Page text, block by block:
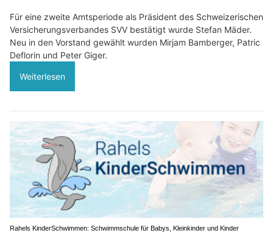
Für eine zweite Amtsperiode als Präsident des Schweizerischen
Versicherungsverbandes SVV bestätigt wurde Stefan Mäder.
Neu in den Vorstand gewählt wurden Mirjam Bamberger, Patric
Deflorin und Peter Giger.
Weiterlesen
Rahels KinderSchwimmen: Schwimmschule für Babys, Kleinkinder und Kinder